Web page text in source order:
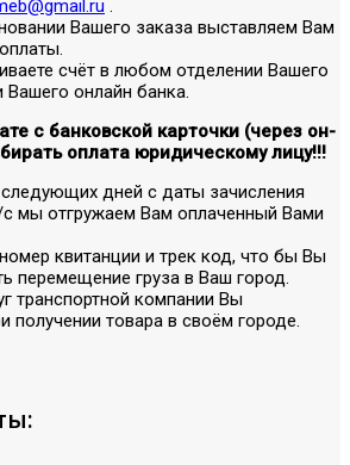
.
Вашего заказа выставляем Вам
счёт в любом отделении Вашего
Вашего онлайн банка.
с банковской карточки (через он-
оплата юридическому лицу!!!
следующих дней с даты зачисления
мы отгружаем Вам оплаченный Вами
квитанции и трек код, что бы Вы
перемещение груза в Ваш город.
транспортной компании Вы
получении товара в своём городе.